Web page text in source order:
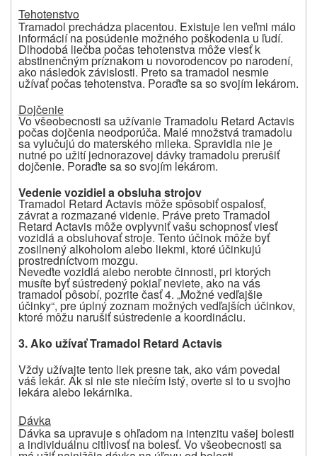
Tehotenstvo
Tramadol prechádza placentou. Existuje len veľmi málo
informácií na posúdenie možného poškodenia u ľudí.
Dlhodobá liečba počas tehotenstva môže viesť k
abstinenčným príznakom u novorodencov po narodení,
ako následok závislosti. Preto sa tramadol nesmie
užívať počas tehotenstva. Poraďte sa so svojím lekárom.
Dojčenie
Vo všeobecnosti sa užívanie Tramadolu Retard Actavis
počas dojčenia neodporúča. Malé množstvá tramadolu
sa vylučujú do materského mlieka. Spravidla nie je
nutné po užití jednorazovej dávky tramadolu prerušiť
dojčenie. Poraďte sa so svojím lekárom.
Vedenie vozidiel a obsluha strojov
Tramadol Retard Actavis môže spôsobiť ospalosť,
závrat a rozmazané videnie. Práve preto Tramadol
Retard Actavis môže ovplyvniť vašu schopnosť viesť
vozidlá a obsluhovať stroje. Tento účinok môže byť
zosilnený alkoholom alebo liekmi, ktoré účinkujú
prostredníctvom mozgu.
Neveďte vozidlá alebo nerobte činnosti, pri ktorých
musíte byť sústredený pokiaľ neviete, ako na vás
tramadol pôsobí, pozrite časť 4. „Možné vedľajšie
účinky“, pre úplný zoznam možných vedľajších účinkov,
ktoré môžu narušiť sústredenie a koordináciu.
3. Ako užívať Tramadol Retard Actavis
Vždy užívajte tento liek presne tak, ako vám povedal
váš lekár. Ak si nie ste niečím istý, overte si to u svojho
lekára alebo lekárnika.
Dávka
Dávka sa upravuje s ohľadom na intenzitu vašej bolesti
a individuálnu citlivosť na bolesť. Vo všeobecnosti sa